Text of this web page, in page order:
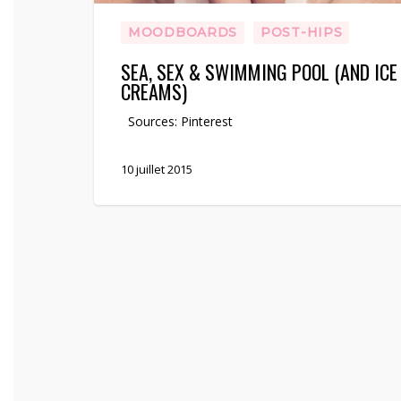
MOODBOARDS POST-HIPS
SEA, SEX & SWIMMING POOL (AND ICE
CREAMS)
Sources: Pinterest
10 juillet 2015